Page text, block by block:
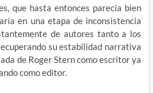
que hasta entonces parecía bien
en una etapa de inconsistencia
de autores tanto a los
su estabilidad narrativa
de Roger Stern como escritor ya
como editor.